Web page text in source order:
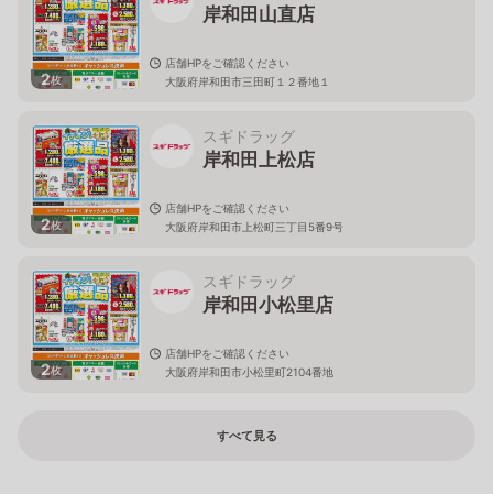
2枚
岸和田山直店
店舗HPをご確認ください
大阪府岸和田市三田町１２番地１
2枚
スギドラッグ
岸和田上松店
店舗HPをご確認ください
大阪府岸和田市上松町三丁目5番9号
2枚
スギドラッグ
岸和田小松里店
店舗HPをご確認ください
大阪府岸和田市小松里町2104番地
すべて見る